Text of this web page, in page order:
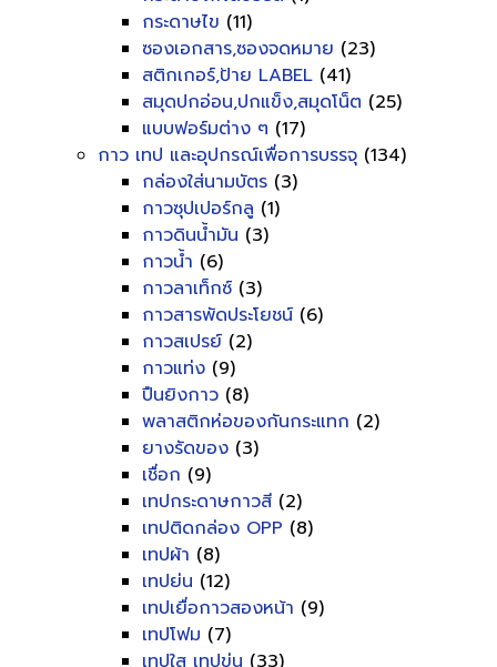
กระดาษไข (11)
ซองเอกสาร,ซองจดหมาย (23)
สติกเกอร์,ป้าย LABEL (41)
สมุดปกอ่อน,ปกแข็ง,สมุดโน็ต (25)
แบบฟอร์มต่าง ๆ (17)
กาว เทป และอุปกรณ์เพื่อการบรรจุ (134)
กล่องใส่นามบัตร (3)
กาวซุปเปอร์กลู (1)
กาวดินน้ำมัน (3)
กาวน้ำ (6)
กาวลาเท็กซ์ (3)
กาวสารพัดประโยชน์ (6)
กาวสเปรย์ (2)
กาวแท่ง (9)
ปืนยิงกาว (8)
พลาสติกห่อของกันกระแทก (2)
ยางรัดของ (3)
เชื่อก (9)
เทปกระดาษกาวสี (2)
เทปติดกล่อง OPP (8)
เทปผ้า (8)
เทปย่น (12)
เทปเยื่อกาวสองหน้า (9)
เทปโฟม (7)
เทปใส เทปขุ่น (33)